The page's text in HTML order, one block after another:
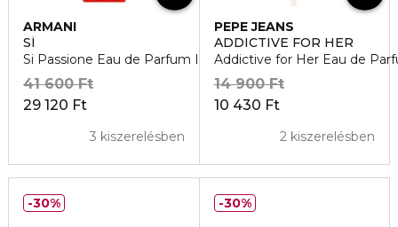
ARMANI
SÍ
Si Passione Eau de Parfum Intense
29 120 Ft
41 600 Ft
3 kiszerelésben
PEPE JEANS
ADDICTIVE FOR HER
Addictive for Her Eau de
10 430 Ft
14 900 Ft
2 kiszerelésben
30% 30%